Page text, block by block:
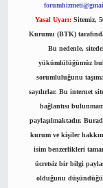
Yasal Uyarı: Sitemiz,
Kurumu (BTK)
Bu nedenle,
yükümlülüğümüz
sorumluluğunu
sayılırlar. Bu internet
bağlantısı
paylaşılmaktadır.
kurum ve kişiler
isim benzerlikleri
ücretsiz bir bilgi
olduğunu